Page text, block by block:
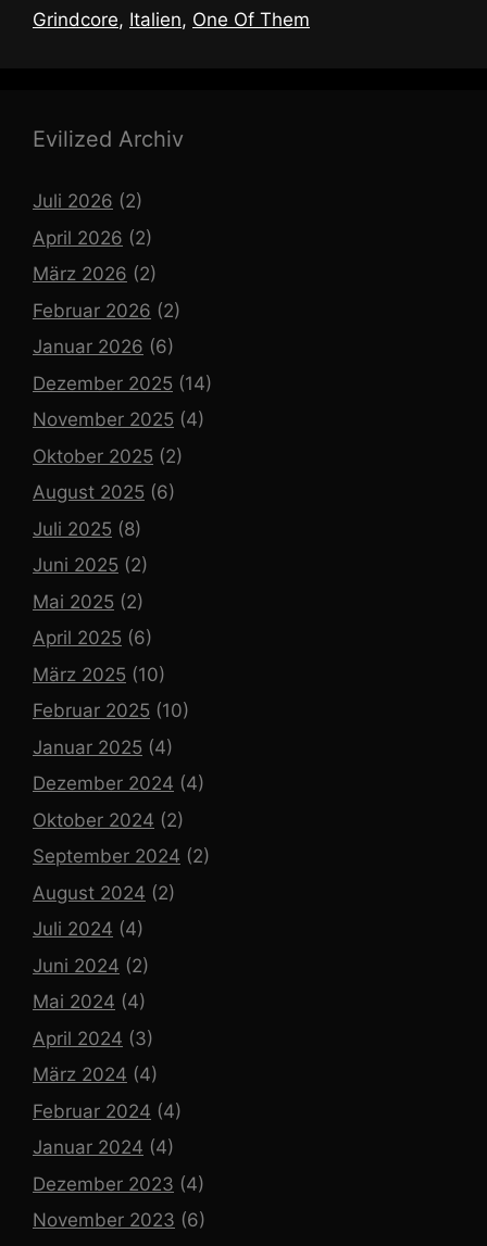
Grindcore, Italien, One Of Them
Evilized Archiv
Juli 2026 (2)
April 2026 (2)
März 2026 (2)
Februar 2026 (2)
Januar 2026 (6)
Dezember 2025 (14)
November 2025 (4)
Oktober 2025 (2)
August 2025 (6)
Juli 2025 (8)
Juni 2025 (2)
Mai 2025 (2)
April 2025 (6)
März 2025 (10)
Februar 2025 (10)
Januar 2025 (4)
Dezember 2024 (4)
Oktober 2024 (2)
September 2024 (2)
August 2024 (2)
Juli 2024 (4)
Juni 2024 (2)
Mai 2024 (4)
April 2024 (3)
März 2024 (4)
Februar 2024 (4)
Januar 2024 (4)
Dezember 2023 (4)
November 2023 (6)